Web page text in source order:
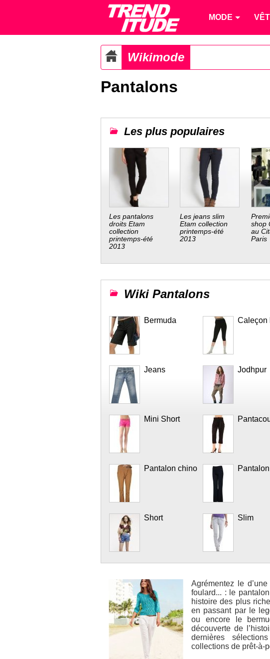
MODE
Wikimode
Pantalons
Les plus populaires
Les pantalons
droits Etam
collection
printemps-été
2013
Les jeans slim
Etam collection
printemps-été
2013
shop
au
Paris
Wiki Pantalons
Bermuda Caleçon
Jeans Jodhpur
Mini Short
Pantalon chino
Short Slim
Agrémentez le
foulard... : le
histoire des plus
en passant par le
ou encore le
découverte de
dernières
collections de prêt-à-